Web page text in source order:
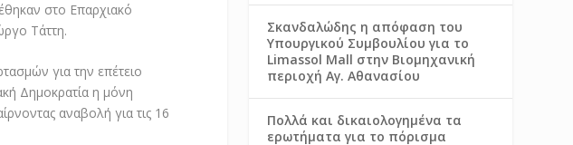
στο Επαρχιακό
Τάττη.
για την επέτειο
Δημοκρατία η μόνη
αναβολή για τις 16
Σκανδαλώδης η απόφαση του
Υπουργικού Συμβουλίου για το
Limassol Mall στην Βιομηχανική
περιοχή Αγ. Αθανασίου
Πολλά και δικαιολογημένα τα
ερωτήματα για το πόρισμα